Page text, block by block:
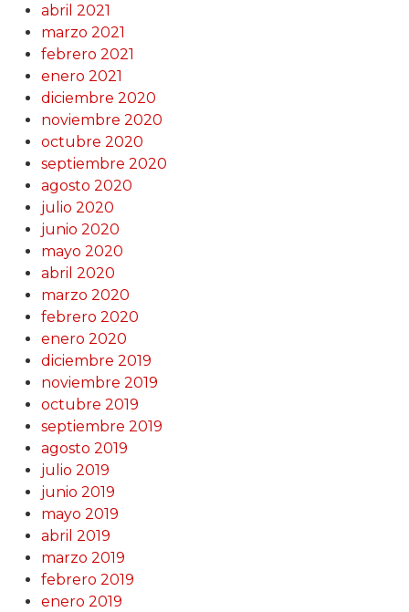
abril 2021
marzo 2021
febrero 2021
enero 2021
diciembre 2020
noviembre 2020
octubre 2020
septiembre 2020
agosto 2020
julio 2020
junio 2020
mayo 2020
abril 2020
marzo 2020
febrero 2020
enero 2020
diciembre 2019
noviembre 2019
octubre 2019
septiembre 2019
agosto 2019
julio 2019
junio 2019
mayo 2019
abril 2019
marzo 2019
febrero 2019
enero 2019